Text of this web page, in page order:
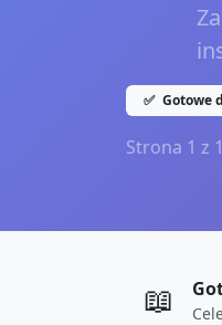
✅ Gotowe
Strona 1 z 1
📖